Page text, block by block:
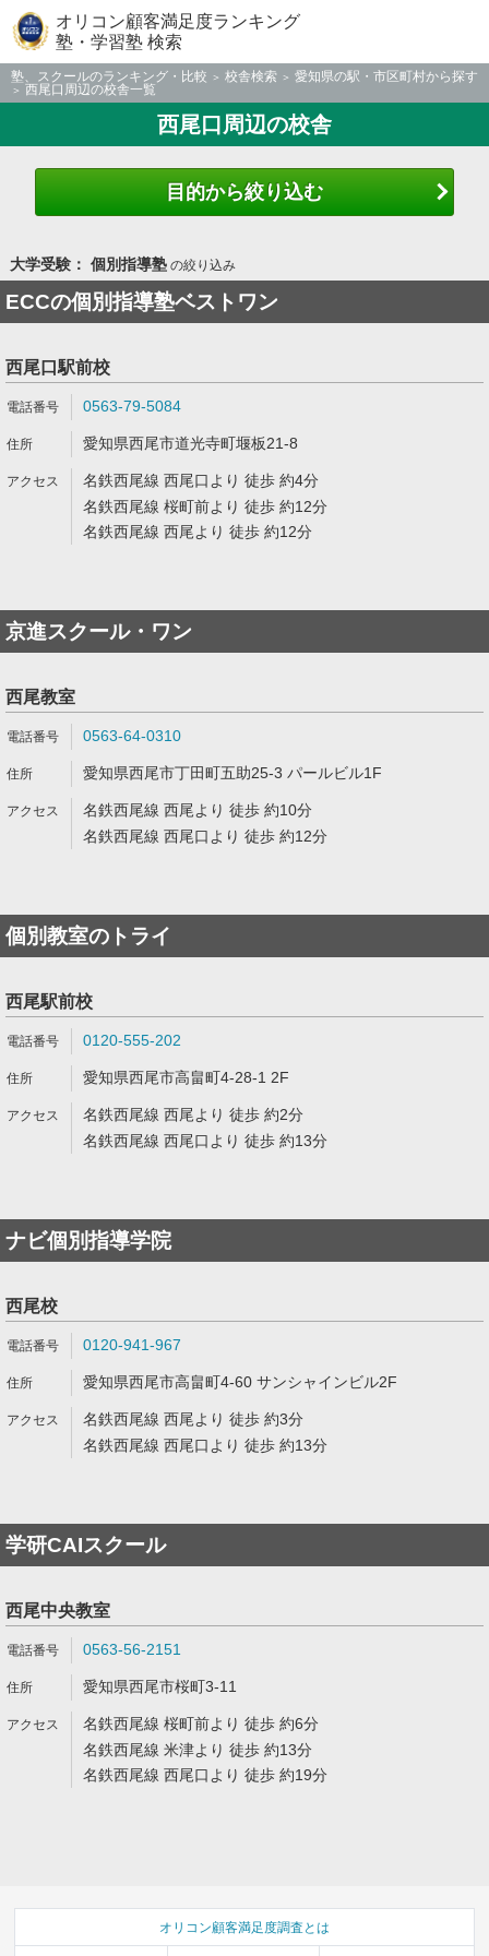
オリコン顧客満足度ランキング
塾・学習塾 検索
塾、スクールのランキング・比較 校舎検索
愛知県の駅・市区町村から探す
西尾口周辺の校舎一覧
西尾口周辺の校舎
目的から絞り込む
大学受験： 個別指導塾の絞り込み
ECCの個別指導塾ベストワン
西尾口駅前校
0563-79-5084
愛知県西尾市道光寺町堰板21-8
名鉄西尾線 西尾口より 徒歩 約4分
名鉄西尾線 桜町前より 徒歩 約12分
名鉄西尾線 西尾より 徒歩 約12分
京進スクール・ワン
西尾教室
0563-64-0310
愛知県西尾市丁田町五助25-3 パールビル1F
名鉄西尾線 西尾より 徒歩 約10分
名鉄西尾線 西尾口より 徒歩 約12分
個別教室のトライ
西尾駅前校
0120-555-202
愛知県西尾市高畠町4-28-1 2F
名鉄西尾線 西尾より 徒歩 約2分
名鉄西尾線 西尾口より 徒歩 約13分
ナビ個別指導学院
西尾校
0120-941-967
愛知県西尾市高畠町4-60 サンシャインビル2F
名鉄西尾線 西尾より 徒歩 約3分
名鉄西尾線 西尾口より 徒歩 約13分
学研CAIスクール
西尾中央教室
0563-56-2151
愛知県西尾市桜町3-11
名鉄西尾線 桜町前より 徒歩 約6分
名鉄西尾線 米津より 徒歩 約13分
名鉄西尾線 西尾口より 徒歩 約19分
オリコン顧客満足度調査とは